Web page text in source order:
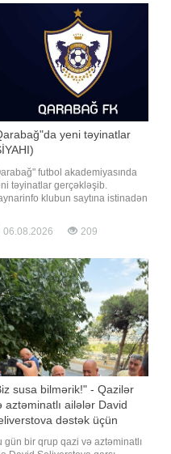
yeni təyinatlar
futbol akademiyasında
təyinatlar gerçəkləşib.
klubun saytına istinadən
komandaları
məşqçilər
Aftandil Hacıyevin
altında akademiya
aşağıdakı
06.08.2026 209
susa bilmərik!" - Qazilər
aztəminatlı ailələr David
dəstək üçün
qarşısına toplaşdı
gün bir qrup qazi və aztəminatlı